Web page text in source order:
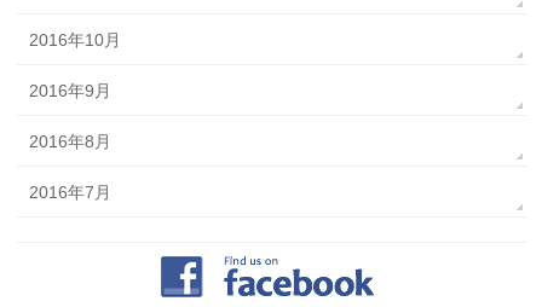
2016年10月
2016年9月
2016年8月
2016年7月